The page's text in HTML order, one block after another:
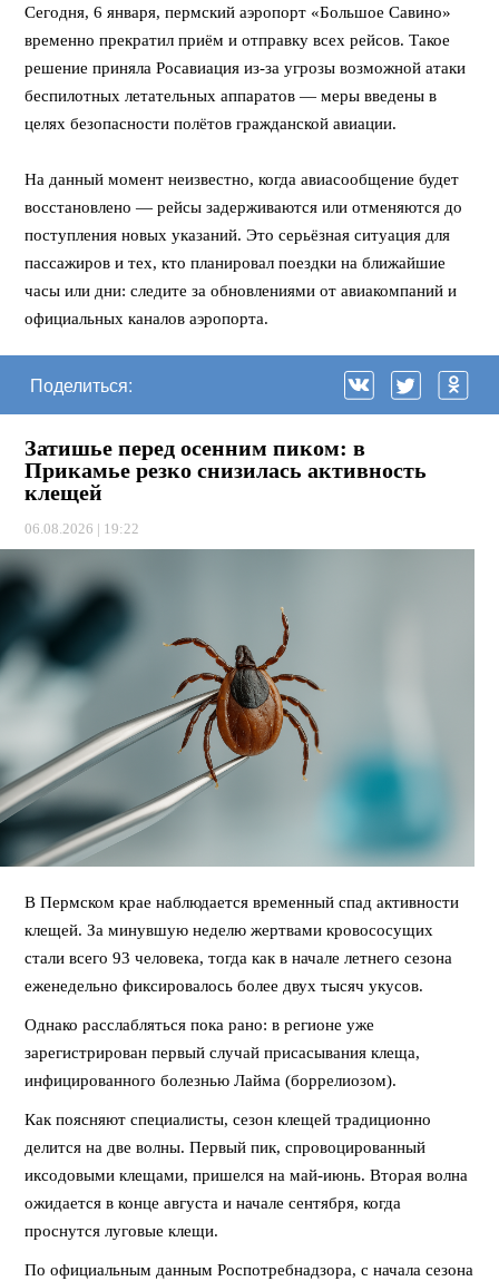
Сегодня, 6 января, пермский аэропорт «Большое Савино»
временно прекратил приём и отправку всех рейсов. Такое
решение приняла Росавиация из-за угрозы возможной атаки
беспилотных летательных аппаратов — меры введены в
целях безопасности полётов гражданской авиации.
На данный момент неизвестно, когда авиасообщение будет
восстановлено — рейсы задерживаются или отменяются до
поступления новых указаний. Это серьёзная ситуация для
пассажиров и тех, кто планировал поездки на ближайшие
часы или дни: следите за обновлениями от авиакомпаний и
официальных каналов аэропорта.
Поделиться:
Затишье перед осенним пиком: в
Прикамье резко снизилась активность
клещей
06.08.2026 | 19:22
В Пермском крае наблюдается временный спад активности
клещей. За минувшую неделю жертвами кровососущих
стали всего 93 человека, тогда как в начале летнего сезона
еженедельно фиксировалось более двух тысяч укусов.
Однако расслабляться пока рано: в регионе уже
зарегистрирован первый случай присасывания клеща,
инфицированного болезнью Лайма (боррелиозом).
Как поясняют специалисты, сезон клещей традиционно
делится на две волны. Первый пик, спровоцированный
иксодовыми клещами, пришелся на май-июнь. Вторая волна
ожидается в конце августа и начале сентября, когда
проснутся луговые клещи.
По официальным данным Роспотребнадзора, с начала сезона